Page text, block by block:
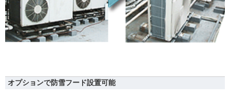
オプションで防雪フード設置可能